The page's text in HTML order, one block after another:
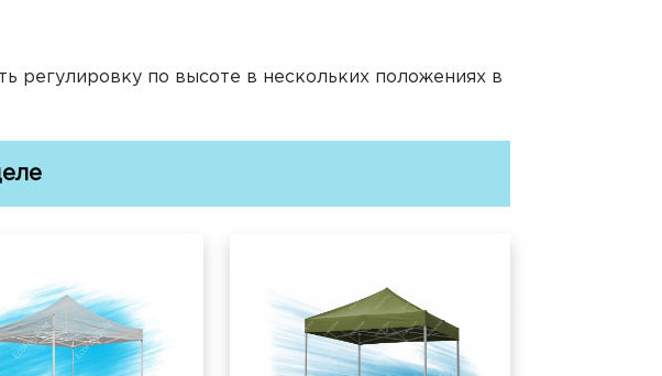
регулировку по высоте в нескольких положениях в